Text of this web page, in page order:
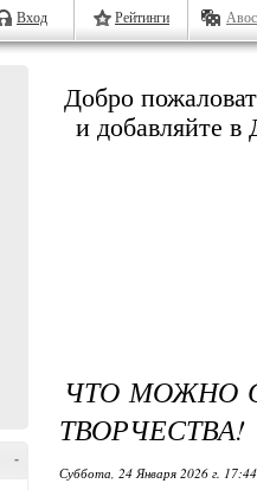
Вход Рейтинги
-
Добро
и добавляйте
ЧТО МОЖНО
ТВОРЧЕСТВА!
Суббота, 24 Января 2026 г.